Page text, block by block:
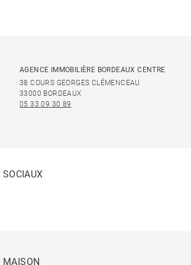
AGENCE IMMOBILIÈRE BORDEAUX CENTRE
38 COURS GEORGES CLÉMENCEAU
33000 BORDEAUX
05 33 09 30 89
SOCIAUX
MAISON